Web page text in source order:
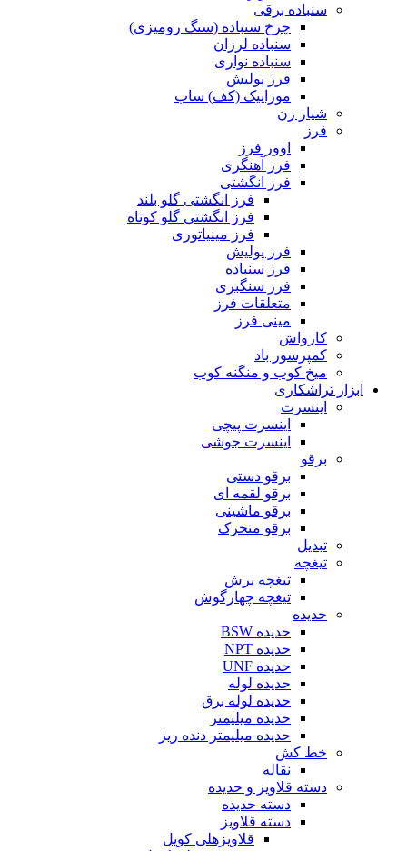
سنباده برقی
چرخ سنباده (سنگ رومیزی)
سنباده لرزان
سنباده نواری
فرز پولیش
موزاییک (کف) ساب
شیار زن
فرز
اوور فرز
فرز آهنگری
فرز انگشتی
فرز انگشتی گلو بلند
فرز انگشتی گلو کوتاه
فرز مینیاتوری
فرز پولیش
فرز سنباده
فرز سنگبری
متعلقات فرز
مینی فرز
کارواش
کمپرسور باد
میخ کوب و منگنه کوب
ابزار تراشکاری
اینسرت
اینسرت پیچی
اینسرت جوشی
برقو
برقو دستی
برقو لقمه ای
برقو ماشینی
برقو متحرک
تبدیل
تیغچه
تیغچه برش
تیغچه چهارگوش
حدیده
حدیده BSW
حدیده NPT
حدیده UNF
حدیده لوله
حدیده لوله برق
حدیده میلیمتر
حدیده میلیمتر دنده ریز
خط کش
نقاله
دسته قلاویز و حدیده
دسته حدیده
دسته قلاویز
قلاویزهلی کویل